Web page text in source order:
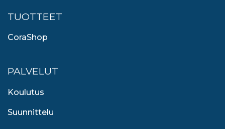
TUOTTEET
CoraShop
PALVELUT
Koulutus
Suunnittelu